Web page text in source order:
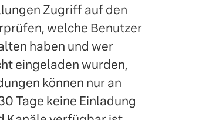
Zugriff auf den
welche Benutzer
haben und wer
eingeladen wurden,
können nur an
Tage keine Einladung